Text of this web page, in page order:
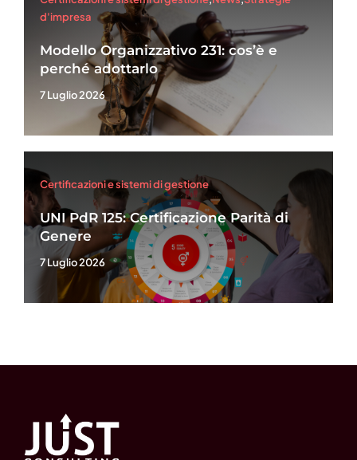
d'impresa
Modello Organizzativo 231: cos’è e
perché adottarlo
7 Luglio 2026
Certificazioni e sistemi di gestione
UNI PdR 125: Certificazione Parità di
Genere
7 Luglio 2026